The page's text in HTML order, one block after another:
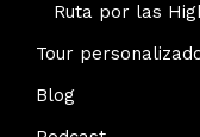
Ruta por las
Tour
Blog